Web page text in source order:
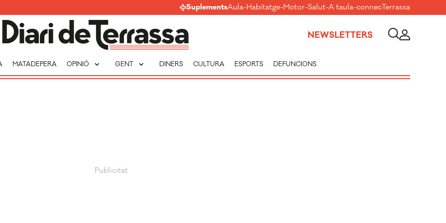
SuplementsAula-Habitatge-Motor-Salut-A taula-connecTerrassa
NEWSLETTERS
MATADEPERA OPINIÓ expand_more GENT expand_more DINERS CULTURA ESPORTS DEFUNCIONS